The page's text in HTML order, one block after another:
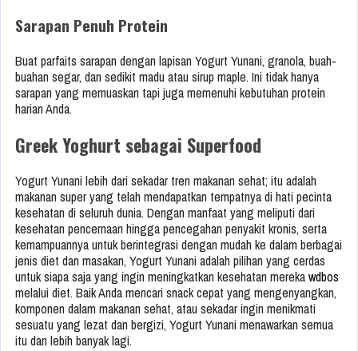
Sarapan Penuh Protein
Buat parfaits sarapan dengan lapisan Yogurt Yunani, granola, buah-
buahan segar, dan sedikit madu atau sirup maple. Ini tidak hanya
sarapan yang memuaskan tapi juga memenuhi kebutuhan protein
harian Anda.
Greek Yoghurt sebagai Superfood
Yogurt Yunani lebih dari sekadar tren makanan sehat; itu adalah
makanan super yang telah mendapatkan tempatnya di hati pecinta
kesehatan di seluruh dunia. Dengan manfaat yang meliputi dari
kesehatan pencernaan hingga pencegahan penyakit kronis, serta
kemampuannya untuk berintegrasi dengan mudah ke dalam berbagai
jenis diet dan masakan, Yogurt Yunani adalah pilihan yang cerdas
untuk siapa saja yang ingin meningkatkan kesehatan merekawdbos
melalui diet. Baik Anda mencari snack cepat yang mengenyangkan,
komponen dalam makanan sehat, atau sekadar ingin menikmati
sesuatu yang lezat dan bergizi, Yogurt Yunani menawarkan semua
itu dan lebih banyak lagi.